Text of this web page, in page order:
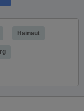
Hainaut